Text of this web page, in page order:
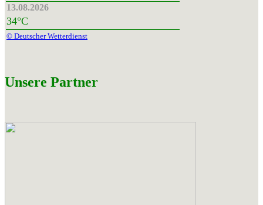
13.08.2026
34°C
© Deutscher Wetterdienst
Unsere Partner